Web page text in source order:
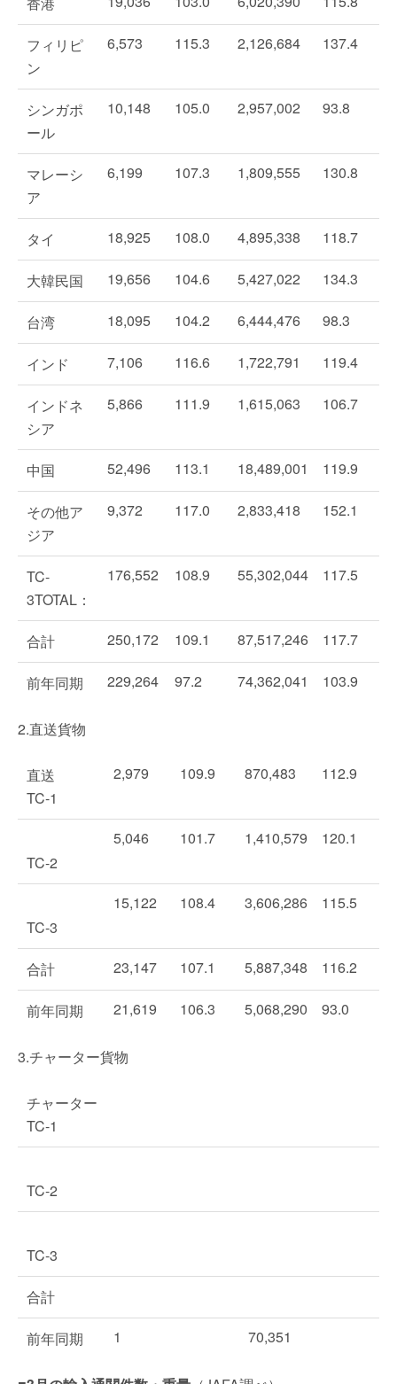
フィリピ
ン
6,573 115.3 2,126,684 137.4
シンガポ
ール
10,148 105.0 2,957,002 93.8
マレーシ
ア
6,199 107.3 1,809,555 130.8
タイ 18,925 108.0 4,895,338 118.7
大韓民国 19,656 104.6 5,427,022 134.3
台湾 18,095 104.2 6,444,476 98.3
インド 7,106 116.6 1,722,791 119.4
インドネ
シア
5,866 111.9 1,615,063 106.7
中国 52,496 113.1 18,489,001 119.9
その他ア
ジア
9,372 117.0 2,833,418 152.1
TC-
3TOTAL：
176,552 108.9 55,302,044 117.5
合計 250,172 109.1 87,517,246 117.7
前年同期 229,264 97.2 74,362,041 103.9
2.直送貨物
直送
TC-1
2,979 109.9 870,483 112.9
TC-2
5,046 101.7 1,410,579 120.1
TC-3
15,122 108.4 3,606,286 115.5
合計 23,147 107.1 5,887,348 116.2
前年同期 21,619 106.3 5,068,290 93.0
3.チャーター貨物
チャーター
TC-1
TC-2
TC-3
合計
前年同期 1 70,351